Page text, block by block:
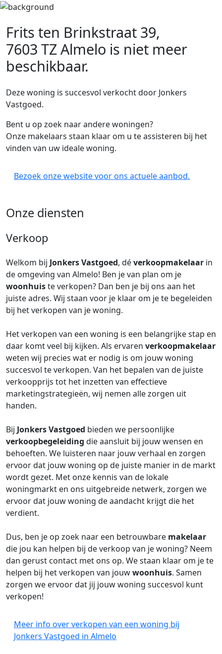
Frits ten Brinkstraat 39,
7603 TZ Almelo is niet meer
beschikbaar.
Deze woning is succesvol verkocht door Jonkers
Vastgoed.
Bent u op zoek naar andere woningen?
Onze makelaars staan klaar om u te assisteren bij het
vinden van uw ideale woning.
Bezoek onze website voor ons actuele aanbod.
Onze diensten
Verkoop
Welkom bij Jonkers Vastgoed, déverkoopmakelaar in
de omgeving van Almelo! Ben je van plan om je
woonhuiste verkopen? Dan ben je bij ons aan het
juiste adres. Wij staan voor je klaar om je te begeleiden
bij het verkopen van je woning.
Het verkopen van een woning is een belangrijke stap en
daar komt veel bij kijken. Als ervaren verkoopmakelaar
weten wij precies wat er nodig is om jouw woning
succesvol te verkopen. Van het bepalen van de juiste
verkoopprijs tot het inzetten van effectieve
marketingstrategieën, wij nemen alle zorgen uit
handen.
Bij Jonkers Vastgoed bieden we persoonlijke
verkoopbegeleiding die aansluit bij jouw wensen en
behoeften. We luisteren naar jouw verhaal en zorgen
ervoor dat jouw woning op de juiste manier in de markt
wordt gezet. Met onze kennis van de lokale
woningmarkt en ons uitgebreide netwerk, zorgen we
ervoor dat jouw woning de aandacht krijgt die het
verdient.
Dus, ben je op zoek naar een betrouwbare makelaar
die jou kan helpen bij de verkoop van je woning? Neem
dan gerust contact met ons op. We staan klaar om je te
helpen bij het verkopen van jouwwoonhuis. Samen
zorgen we ervoor dat jij jouw woning succesvol kunt
verkopen!
Meer info over verkopen van een woning bij
Jonkers Vastgoed in Almelo